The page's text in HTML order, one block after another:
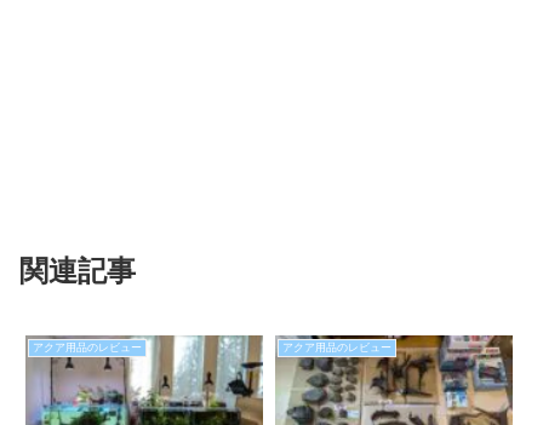
関連記事
アクア用品のレビュー アクア用品のレビュー